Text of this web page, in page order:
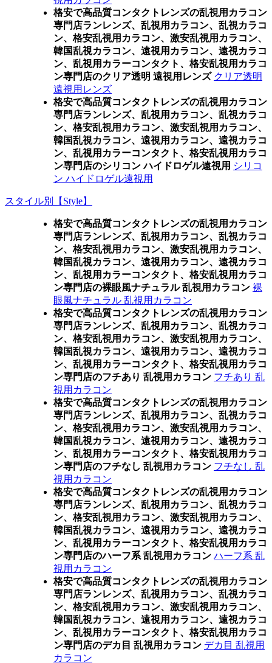
格安で高品質コンタクトレンズの乱視用カラコン
専門店ランレンズ、乱視用カラコン、乱視カラコ
ン、格安乱視用カラコン、激安乱視用カラコン、
韓国乱視カラコン、遠視用カラコン、遠視カラコ
ン、乱視用カラーコンタクト、格安乱視用カラコ
ン専門店のクリア透明 遠視用レンズ クリア透明
遠視用レンズ
格安で高品質コンタクトレンズの乱視用カラコン
専門店ランレンズ、乱視用カラコン、乱視カラコ
ン、格安乱視用カラコン、激安乱視用カラコン、
韓国乱視カラコン、遠視用カラコン、遠視カラコ
ン、乱視用カラーコンタクト、格安乱視用カラコ
ン専門店のシリコン ハイドロゲル遠視用 シリコ
ン ハイドロゲル遠視用
スタイル別【Style】
格安で高品質コンタクトレンズの乱視用カラコン
専門店ランレンズ、乱視用カラコン、乱視カラコ
ン、格安乱視用カラコン、激安乱視用カラコン、
韓国乱視カラコン、遠視用カラコン、遠視カラコ
ン、乱視用カラーコンタクト、格安乱視用カラコ
ン専門店の裸眼風ナチュラル 乱視用カラコン 裸
眼風ナチュラル 乱視用カラコン
格安で高品質コンタクトレンズの乱視用カラコン
専門店ランレンズ、乱視用カラコン、乱視カラコ
ン、格安乱視用カラコン、激安乱視用カラコン、
韓国乱視カラコン、遠視用カラコン、遠視カラコ
ン、乱視用カラーコンタクト、格安乱視用カラコ
ン専門店のフチあり 乱視用カラコン フチあり 乱
視用カラコン
格安で高品質コンタクトレンズの乱視用カラコン
専門店ランレンズ、乱視用カラコン、乱視カラコ
ン、格安乱視用カラコン、激安乱視用カラコン、
韓国乱視カラコン、遠視用カラコン、遠視カラコ
ン、乱視用カラーコンタクト、格安乱視用カラコ
ン専門店のフチなし 乱視用カラコン フチなし 乱
視用カラコン
格安で高品質コンタクトレンズの乱視用カラコン
専門店ランレンズ、乱視用カラコン、乱視カラコ
ン、格安乱視用カラコン、激安乱視用カラコン、
韓国乱視カラコン、遠視用カラコン、遠視カラコ
ン、乱視用カラーコンタクト、格安乱視用カラコ
ン専門店のハーフ系 乱視用カラコン ハーフ系 乱
視用カラコン
格安で高品質コンタクトレンズの乱視用カラコン
専門店ランレンズ、乱視用カラコン、乱視カラコ
ン、格安乱視用カラコン、激安乱視用カラコン、
韓国乱視カラコン、遠視用カラコン、遠視カラコ
ン、乱視用カラーコンタクト、格安乱視用カラコ
ン専門店のデカ目 乱視用カラコン デカ目 乱視用
カラコン